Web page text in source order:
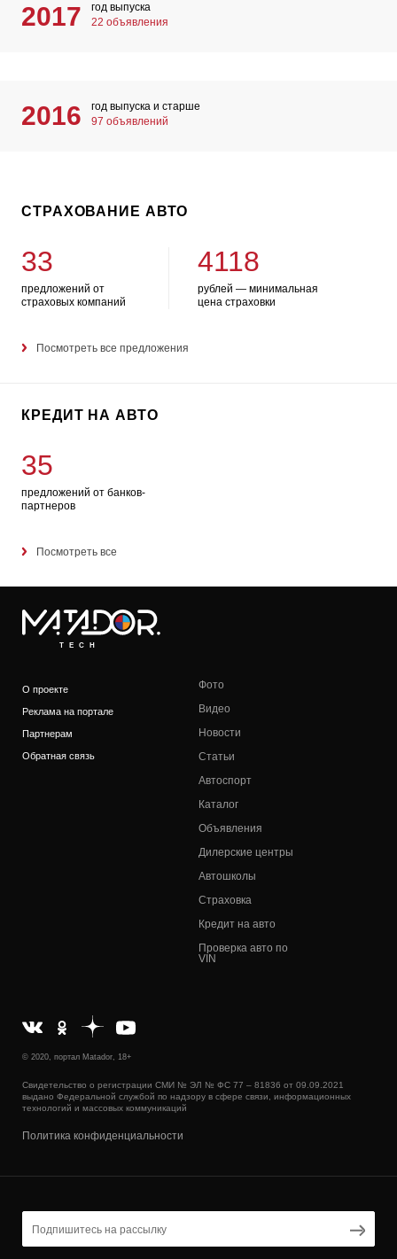
2017
год выпуска
22 объявления
2016
год выпуска и старше
97 объявлений
СТРАХОВАНИЕ АВТО
33
предложений от
страховых компаний
4118
рублей — минимальная
цена страховки
Посмотреть все предложения
КРЕДИТ НА АВТО
35
предложений от банков-
партнеров
Посмотреть все
TECH
О проекте
Реклама на портале
Партнерам
Обратная связь
Фото
Видео
Новости
Статьи
Автоспорт
Каталог
Объявления
Дилерские центры
Автошколы
Страховка
Кредит на авто
Проверка авто по
VIN
© 2020, портал Matador, 18+
Свидетельство о регистрации СМИ № ЭЛ № ФС 77 – 81836 от 09.09.2021
выдано Федеральной службой по надзору в сфере связи, информационных
технологий и массовых коммуникаций
Политика конфиденциальности